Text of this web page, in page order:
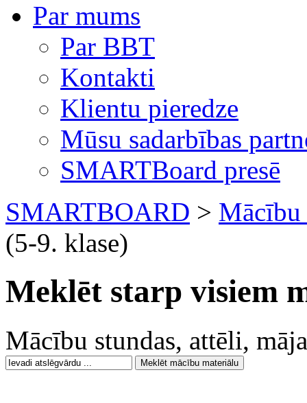
Par mums
Par BBT
Kontakti
Klientu pieredze
Mūsu sadarbības
SMARTBoard presē
SMARTBOARD >
(5-9. klase)
Meklēt starp visiem
Mācību stundas, attēli,